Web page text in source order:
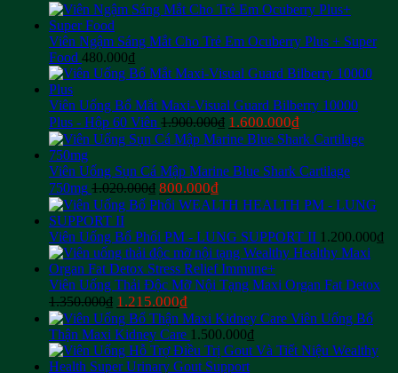
Viên Ngậm Sáng Mắt Cho Trẻ Em Ocuberry Plus + Super
Food 480.000₫
Viên Uống Bổ Mắt Maxi-Visual Guard Bilberry 10000
Plus - Hộp 60 Viên 1.900.000₫ Giá
gốc
1.900.000₫.
1.600.000₫Giá
hiện
là:
Viên Uống Sụn Cá Mập Marine Blue Shark Cartilage
750mg 1.020.000₫ Giá
gốc
1.020.000₫.
800.000₫Giá
hiện
là:
800.000₫.
Viên Uống Bổ Phổi PM - LUNG SUPPORT II 1.200.000₫
Viên Uống Thải Độc Mỡ Nội Tạng Maxi Organ Fat Detox
1.350.000₫ Giá
gốc
là:
1.350.000₫.
1.215.000₫Giá
hiện
tại
là:
1.215.000₫.
Viên Uống Bổ
Thận Maxi Kidney Care 1.500.000₫